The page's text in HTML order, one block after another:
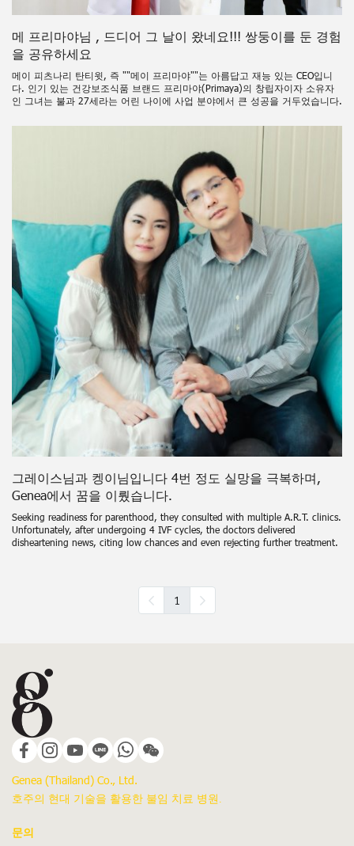
메 프리마야님 , 드디어 그 날이 왔네요!!! 쌍둥이를 둔 경험
을 공유하세요
메이 피츠나리 탄티윗, 즉 ""메이 프리마야""는 아름답고 재능 있는 CEO입니
다. 인기 있는 건강보조식품 브랜드 프리마야(Primaya)의 창립자이자 소유자
인 그녀는 불과 27세라는 어린 나이에 사업 분야에서 큰 성공을 거두었습니다.
그레이스님과 켕이님입니다 4번 정도 실망을 극복하며,
Genea에서 꿈을 이뤘습니다.
Seeking readiness for parenthood, they consulted with multiple A.R.T. clinics.
Unfortunately, after undergoing 4 IVF cycles, the doctors delivered
disheartening news, citing low chances and even rejecting further treatment.
1
Genea (Thailand) Co., Ltd.
호주의 현대 기술을 활용한 불임 치료 병원.
문의